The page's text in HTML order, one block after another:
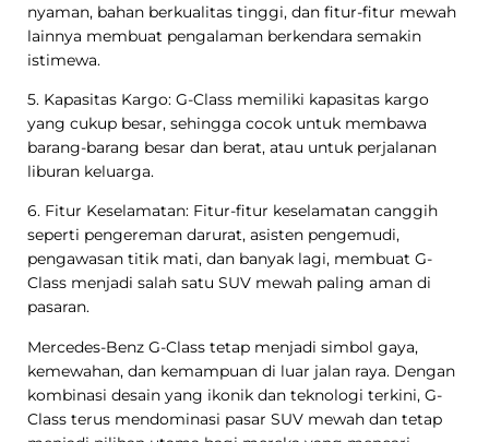
nyaman, bahan berkualitas tinggi, dan fitur-fitur mewah
lainnya membuat pengalaman berkendara semakin
istimewa.
5. Kapasitas Kargo: G-Class memiliki kapasitas kargo
yang cukup besar, sehingga cocok untuk membawa
barang-barang besar dan berat, atau untuk perjalanan
liburan keluarga.
6. Fitur Keselamatan: Fitur-fitur keselamatan canggih
seperti pengereman darurat, asisten pengemudi,
pengawasan titik mati, dan banyak lagi, membuat G-
Class menjadi salah satu SUV mewah paling aman di
pasaran.
Mercedes-Benz G-Class tetap menjadi simbol gaya,
kemewahan, dan kemampuan di luar jalan raya. Dengan
kombinasi desain yang ikonik dan teknologi terkini, G-
Class terus mendominasi pasar SUV mewah dan tetap